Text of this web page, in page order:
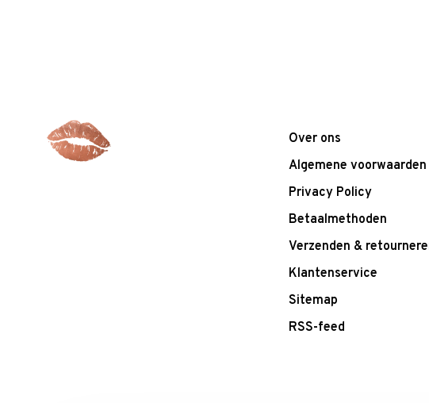
Over ons
Algemene voorwaarden
Privacy Policy
Betaalmethoden
Verzenden &
Klantenservice
Sitemap
RSS-feed